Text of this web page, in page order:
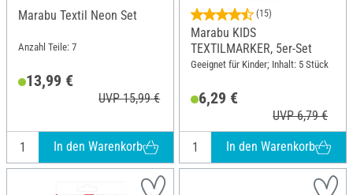
Marabu Textil Neon Set
Anzahl Teile: 7
13,99 €
UVP 15,99 €
In den Warenkorb
(15)
Marabu KIDS
TEXTILMARKER, 5er-Set
Geeignet für Kinder; Inhalt: 5 Stück
6,29 €
UVP 6,79 €
In den Warenkorb